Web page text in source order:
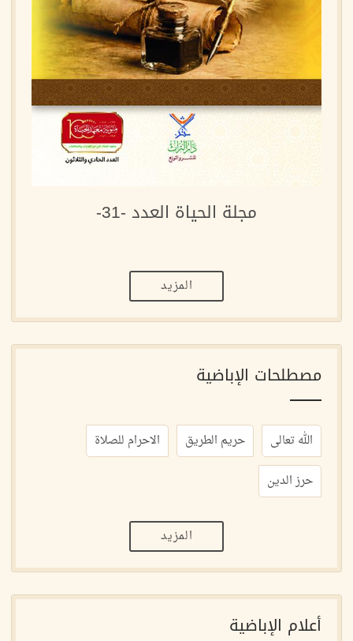
مجلة الحياة العدد -31-
المزيد
مصطلحات الإباضية
الله تعالى حريم الطريق
الاحرام للصلاة
حرز الدين
المزيد
أعلام الإباضية